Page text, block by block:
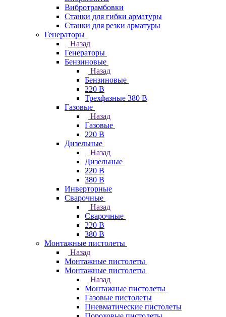
Вибротрамбовки
Станки для гибки арматуры
Станки для резки арматуры
Генераторы
Назад
Генераторы
Бензиновые
Назад
Бензиновые
220 В
Трехфазные 380 В
Газовые
Назад
Газовые
220 В
Дизельные
Назад
Дизельные
220 В
380 В
Инверторные
Сварочные
Назад
Сварочные
220 В
380 В
Монтажные пистолеты
Назад
Монтажные пистолеты
Монтажные пистолеты
Назад
Монтажные пистолеты
Газовые пистолеты
Пневматические пистолеты